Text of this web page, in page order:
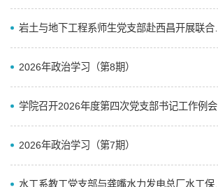
2026年政治学习（第8期）
学院召开2026年度第四次党支部书记工作例会
2026年政治学习（第7期）